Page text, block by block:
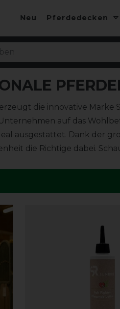
Neu Pferdedecken
die innovative
auf das
ausgestattet. Dank der
die Richtige dabei.